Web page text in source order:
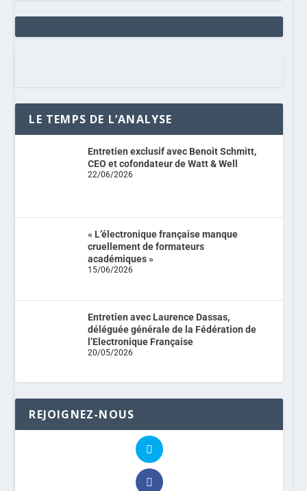
LE TEMPS DE L’ANALYSE
Entretien exclusif avec Benoit Schmitt,
CEO et cofondateur de Watt & Well
22/06/2026
« L’électronique française manque
cruellement de formateurs
académiques »
15/06/2026
Entretien avec Laurence Dassas,
déléguée générale de la Fédération de
l’Electronique Française
20/05/2026
REJOIGNEZ-NOUS